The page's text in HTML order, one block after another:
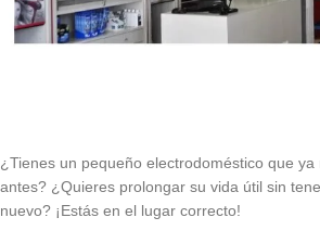
¿Tienes un pequeño electrodoméstico que ya
antes? ¿Quieres prolongar su vida útil sin
nuevo? ¡Estás en el lugar correcto!